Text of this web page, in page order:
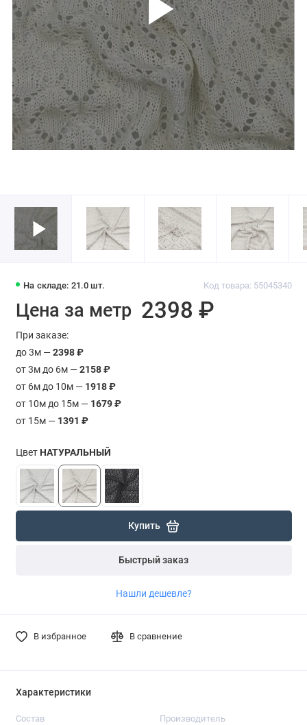
На складе: 21.0 шт. Код товара: 55045340
Цена за метр 2398 ₽
При заказе:
до 3м —2398 ₽
от 3м до 6м —2158 ₽
от 6м до 10м — 1918 ₽
от 10м до 15м — 1679 ₽
от 15м — 1391 ₽
Цвет НАТУРАЛЬНЫЙ
Купить
Быстрый заказ
Нашли дешевле?
В избранное В сравнение
Характеристики
Состав Производитель